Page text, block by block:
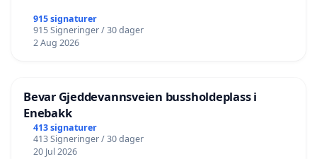
915 signaturer
915 Signeringer / 30 dager
2 Aug 2026
Bevar Gjeddevannsveien bussholdeplass i
Enebakk
413 signaturer
413 Signeringer / 30 dager
20 Jul 2026